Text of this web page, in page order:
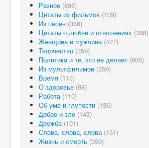
Разное (898)
Цитаты из фильмов (109)
Из песен (386)
Цитаты о любви и отношениях (388)
Женщина и мужчина (427)
Творчество (359)
Политика и те, кто ее делает (805)
Из мультфильмов (359)
Время (113)
О здоровье (98)
Работа (110)
Об уме и глупости (136)
Добро и зло (143)
Дружба (101)
Слова, слова, слова (151)
Жизнь и смерть (399)